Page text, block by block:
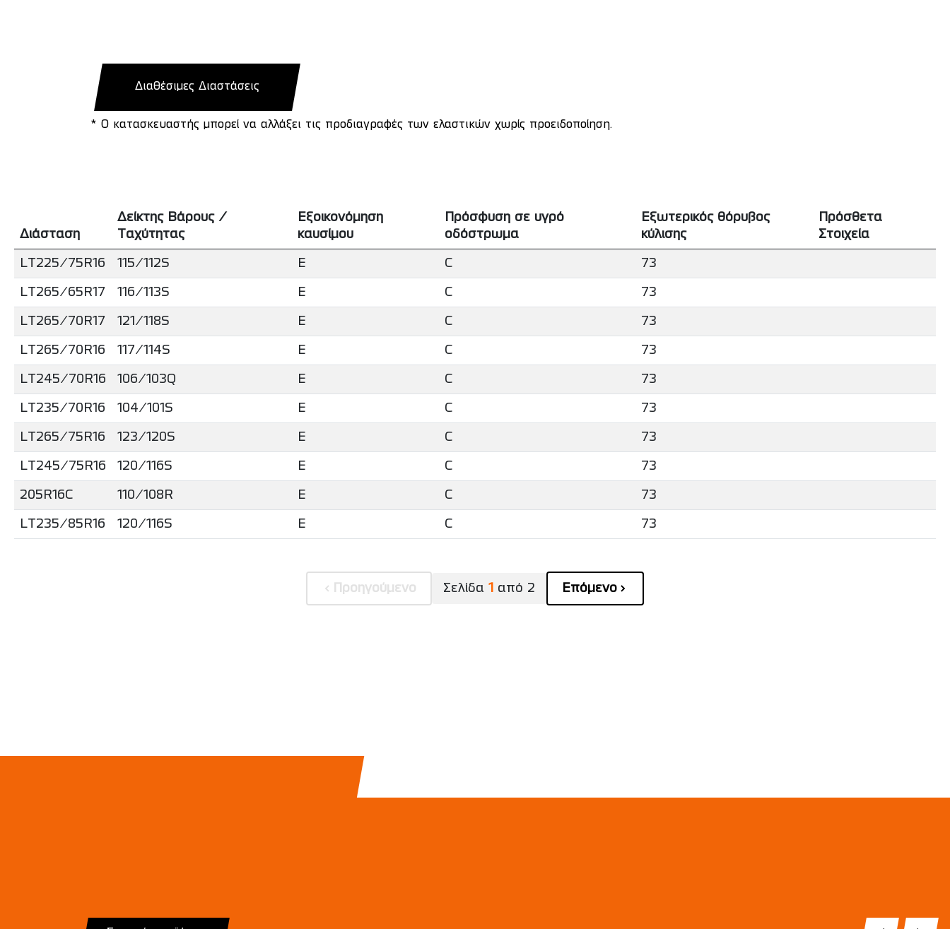
Διαθέσιμες Διαστάσεις
* Ο κατασκευαστής μπορεί να αλλάξει τις προδιαγραφές των ελαστικών χωρίς προειδοποίηση.
Διάσταση
Δείκτης Βάρους /
Ταχύτητας
Εξοικονόμηση
καυσίμου
Πρόσφυση σε υγρό
οδόστρωμα
Εξωτερικός θόρυβος
κύλισης
Πρόσθετα
Στοιχεία
LT225/75R16 115/112S E C 73
LT265/65R17 116/113S E C 73
LT265/70R17 121/118S E C 73
LT265/70R16 117/114S E C 73
LT245/70R16 106/103Q E C 73
LT235/70R16 104/101S E C 73
LT265/75R16 123/120S E C 73
LT245/75R16 120/116S E C 73
205R16C 110/108R E C 73
LT235/85R16 120/116S E C 73
Προηγούμενο Σελίδα 1 από 2 Επόμενο